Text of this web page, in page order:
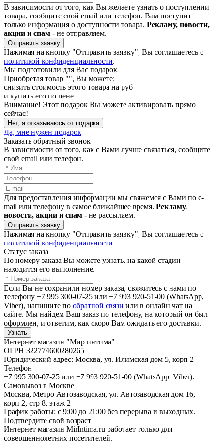
В зависимости от того, как Вы желаете узнать о поступлении
товара, сообщите свой email или телефон. Вам поступит
только информация о доступности товара. Рекламу, новости,
акции и спам - не отправляем.
Отправить заявку
Нажимая на кнопку "Отправить заявку", Вы соглашаетесь с
политикой конфиденциальности.
Мы подготовили для Вас подарок
Приобретая товар "", Вы можете:
снизить стоимость этого товара на руб
и купить его по цене
Внимание! Этот подарок Вы можете активировать прямо
сейчас!
Нет, я отказываюсь от подарка
Да, мне нужен подарок
Заказать обратный звонок
В зависимости от того, как с Вами лучше связаться, сообщите
свой email или телефон.
Для предоставления информации мы свяжемся с Вами по e-
mail или телефону в самое ближайшее время. Рекламу,
новости, акции и спам - не рассылаем.
Отправить заявку
Нажимая на кнопку "Отправить заявку", Вы соглашаетесь с
политикой конфиденциальности.
Статус заказа
По номеру заказа Вы можете узнать, на какой стадии
находится его выполнение.
Если Вы не сохранили номер заказа, свяжитесь с нами по
телефону +7 995 300-07-25 или +7 993 920-51-00 (WhatsApp,
Viber), напишите по обратной связи или в онлайн чат на
сайте. Мы найдем Ваш заказ по телефону, на который он был
оформлен, и ответим, как скоро Вам ожидать его доставки.
Узнать
Интернет магазин "Мир интима"
ОГРН 322774600280265
Юридический адрес: Москва, ул. Илимская дом 5, корп 2
Телефон
+7 995 300-07-25 или +7 993 920-51-00 (WhatsApp, Viber).
Самовывоз в Москве
Москва, Метро Автозаводская, ул. Автозаводская дом 16,
корп 2, стр 8, этаж 2
График работы: с 9:00 до 21:00 без перерыва и выходных.
Подтвердите свой возраст
Интернет магазин MirIntima.ru работает только для
совершеннолетних посетителей.